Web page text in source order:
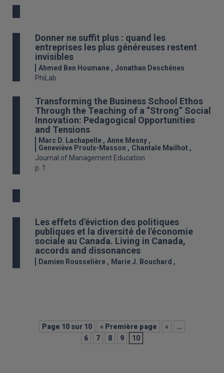
Donner ne suffit plus : quand les
entreprises les plus généreuses restent
invisibles
Ahmed Ben Houmane
Jonathan Deschênes
PhiLab
Transforming the Business School Ethos
Through the Teaching of a “Strong” Social
Innovation: Pedagogical Opportunities
and Tensions
Marc D. Lachapelle
Anne Mesny
Geneviève Proulx-Masson
Chantale Mailhot
Journal of Management Education
p. 1
Les effets d'éviction des politiques
publiques et la diversité de l'économie
sociale au Canada. Living in Canada,
accords and dissonances
Damien Rousselière Marie J. Bouchard
Page 10 sur 10 « Première page «
…
6
7 8 9 10